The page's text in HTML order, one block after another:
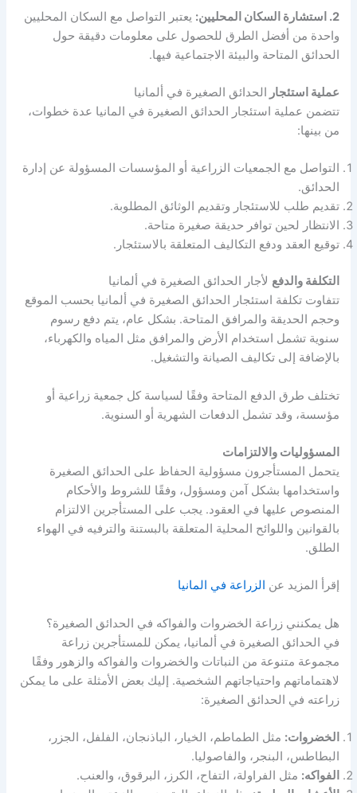
2. استشارة السكان المحليين:
يعتبر التواصل مع السكان المحليين
واحدة من أفضل الطرق للحصول على معلومات دقيقة حول
الحدائق المتاحة والبيئة الاجتماعية فيها.
عملية استئجار الحدائق الصغيرة في ألمانيا
تتضمن عملية استئجار الحدائق الصغيرة في المانيا عدة خطوات،
من بينها:
التواصل مع الجمعيات الزراعية أو المؤسسات المسؤولة عن إدارة
الحدائق.
تقديم طلب للاستئجار وتقديم الوثائق المطلوبة.
الانتظار لحين توافر حديقة صغيرة متاحة.
توقيع العقد ودفع التكاليف المتعلقة بالاستئجار.
التكلفة والدفع لأجار الحدائق الصغيرة في ألمانيا
تتفاوت تكلفة استئجار الحدائق الصغيرة في ألمانيا بحسب الموقع
وحجم الحديقة والمرافق المتاحة. بشكل عام، يتم دفع رسوم
سنوية تشمل استخدام الأرض والمرافق مثل المياه والكهرباء،
بالإضافة إلى تكاليف الصيانة والتشغيل.
تختلف طرق الدفع المتاحة وفقًا لسياسة كل جمعية زراعية أو
مؤسسة، وقد تشمل الدفعات الشهرية أو السنوية.
المسؤوليات والالتزامات
يتحمل المستأجرون مسؤولية الحفاظ على الحدائق الصغيرة
واستخدامها بشكل آمن ومسؤول، وفقًا للشروط والأحكام
المنصوص عليها في العقود. يجب على المستأجرين الالتزام
بالقوانين واللوائح المحلية المتعلقة بالبستنة والترفيه في الهواء
الطلق.
إقرأ المزيد عن الزراعة في المانيا
هل يمكنني زراعة الخضروات والفواكه في الحدائق الصغيرة؟
في الحدائق الصغيرة في ألمانيا، يمكن للمستأجرين زراعة
مجموعة متنوعة من النباتات والخضروات والفواكه والزهور وفقًا
لاهتماماتهم واحتياجاتهم الشخصية. إليك بعض الأمثلة على ما يمكن
زراعته في الحدائق الصغيرة:
الخضروات: مثل الطماطم، الخيار، الباذنجان، الفلفل، الجزر،
البطاطس، البنجر، والفاصوليا.
الفواكه: مثل الفراولة، التفاح، الكرز، البرقوق، والعنب.